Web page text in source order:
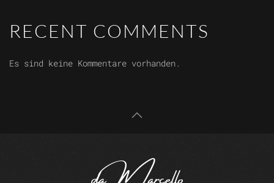
RECENT COMMENTS
Es sind keine Kommentare vorhanden.